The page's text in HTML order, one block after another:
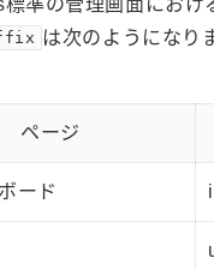
準の管理画面におけ
は次のようになり
ページ
ード